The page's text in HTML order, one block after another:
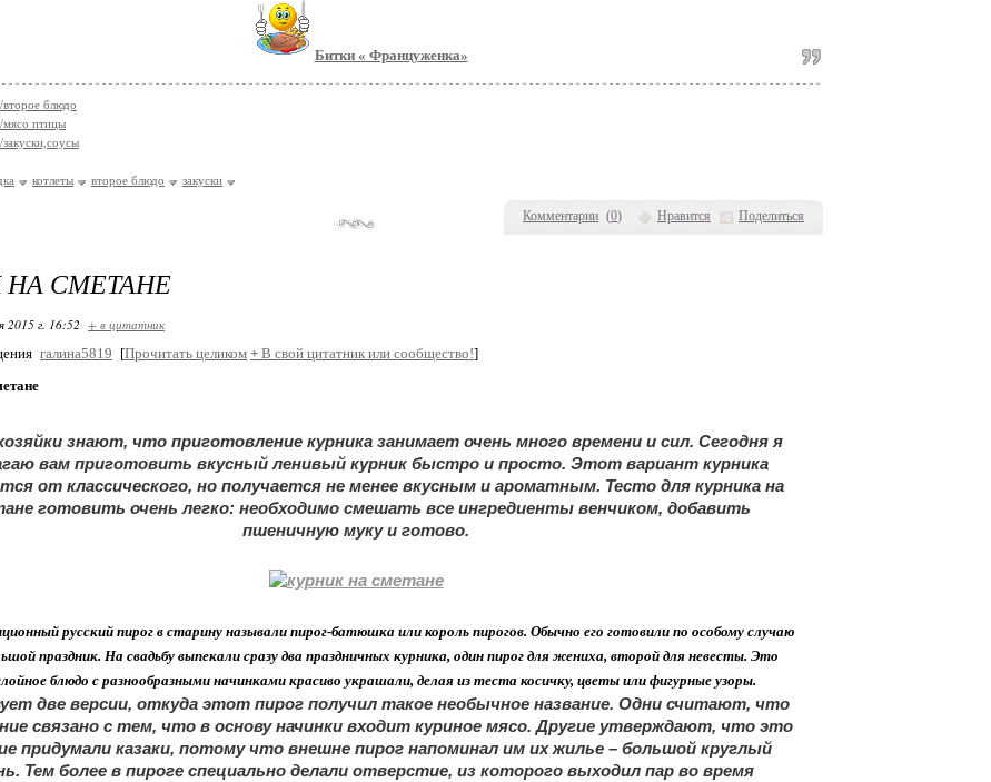
Комментарии (0) Нравится Поделиться
Битки « Француженка»
второе блюдо
мясо птицы
котлеты второе блюдо закуски
СМЕТАНЕ
2015 г. 16:52 + в цитатник
галина5819 [Прочитать целиком + В свой цитатник или сообщество!]
знают, что приготовление курника занимает очень много времени и сил. Сегодня я
вам приготовить вкусный ленивый курник быстро и просто. Этот вариант курника
от классического, но получается не менее вкусным и ароматным. Тесто для курника на
готовить очень легко: необходимо смешать все ингредиенты венчиком, добавить
пшеничную муку и готово.
русский пирог в старину называли пирог-батюшка или король пирогов. Обычно его готовили по особому случаю
праздник. На свадьбу выпекали сразу два праздничных курника, один пирог для жениха, второй для невесты. Это
блюдо с разнообразными начинками красиво украшали, делая из теста косичку, цветы или фигурные узоры.
две версии, откуда этот пирог получил такое необычное название. Одни считают, что
связано с тем, что в основу начинки входит куриное мясо. Другие утверждают, что это
придумали казаки, потому что внешне пирог напоминал им их жилье – большой круглый
Тем более в пироге специально делали отверстие, из которого выходил пар во время